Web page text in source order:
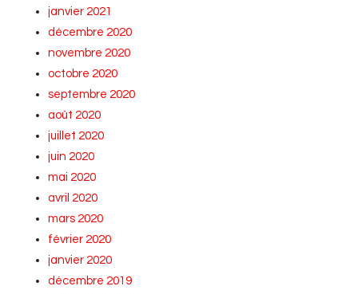
janvier 2021
décembre 2020
novembre 2020
octobre 2020
septembre 2020
août 2020
juillet 2020
juin 2020
mai 2020
avril 2020
mars 2020
février 2020
janvier 2020
décembre 2019